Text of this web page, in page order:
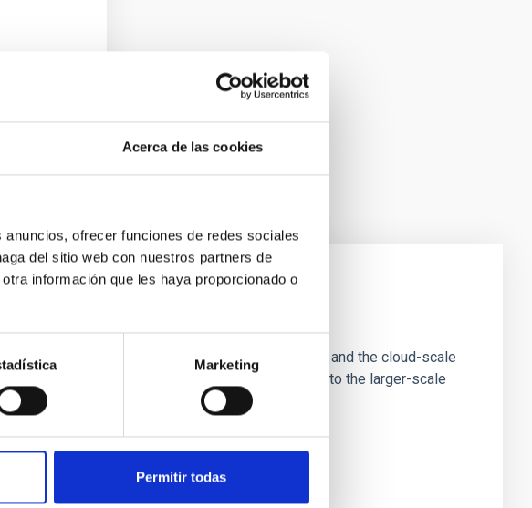
Acerca de las cookies
ofrecer funciones de redes sociales
del sitio web con nuestros partners de
información que les haya proporcionado o
Marketing
Permitir todas
and Core Scales
field orientation of star-forming dense cores and the cloud-scale
momentum vectors appear random with respect to the larger-scale